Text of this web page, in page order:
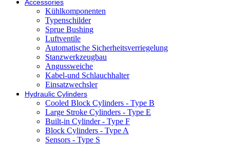
Accessories
Kühlkomponenten
Typenschilder
Sprue Bushing
Luftventile
Automatische Sicherheitsverriegelung
Stanzwerkzeugbau
Angussweiche
Kabel-und Schlauchhalter
Einsatzwechsler
Hydraulic Cylinders
Cooled Block Cylinders - Type B
Large Stroke Cylinders - Type E
Built-in Cylinder - Type F
Block Cylinders - Type A
Sensors - Type S